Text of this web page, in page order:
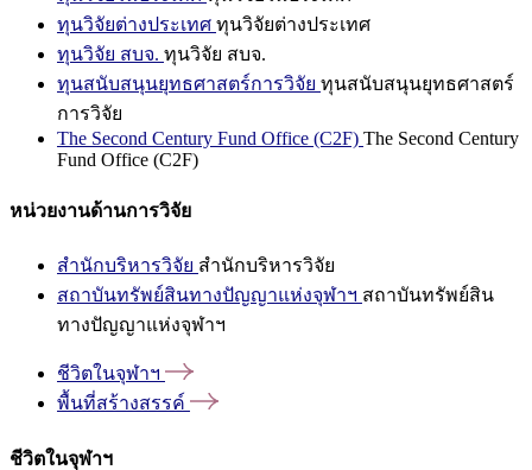
ทุนวิจัยต่างประเทศ ทุนวิจัยต่างประเทศ
ทุนวิจัย สบจ. ทุนวิจัย สบจ.
ทุนสนับสนุนยุทธศาสตร์การวิจัย ทุนสนับสนุนยุทธศาสตร์
การวิจัย
The Second Century Fund Office (C2F) The Second Century
Fund Office (C2F)
หน่วยงานด้านการวิจัย
สำนักบริหารวิจัย สำนักบริหารวิจัย
สถาบันทรัพย์สินทางปัญญาแห่งจุฬาฯ สถาบันทรัพย์สิน
ทางปัญญาแห่งจุฬาฯ
ชีวิตในจุฬาฯ
พื้นที่สร้างสรรค์
ชีวิตในจุฬาฯ